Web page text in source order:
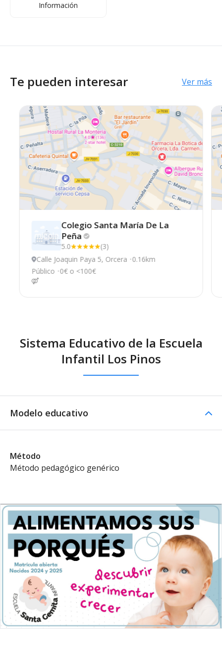
Información
Te pueden interesar Ver más
Colegio Santa María De La
Peña
5.0
(3)
Calle Joaquin Paya 5, Orcera 0.16km
Público 0€ o <100€
Sistema Educativo de la Escuela
Infantil Los Pinos
Modelo educativo
Método
Método pedagógico genérico